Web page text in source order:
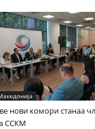
нови комори станаа
ССКМ